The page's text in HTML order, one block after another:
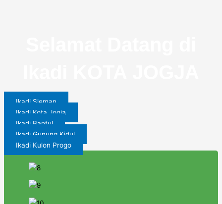
Ikadi Sleman
Ikadi Kota Jogja
Ikadi Bantul
Ikadi Gunung Kidul
Ikadi Kulon Progo